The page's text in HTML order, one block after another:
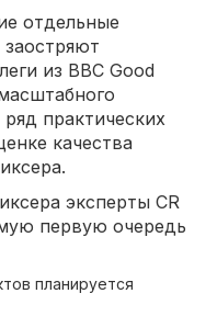
отдельные
из BBC Good
практических
качества
эксперты CR
первую очередь
планируется